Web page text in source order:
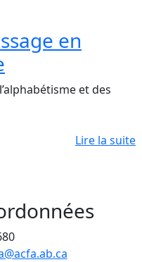
en
et des
Lire la suite